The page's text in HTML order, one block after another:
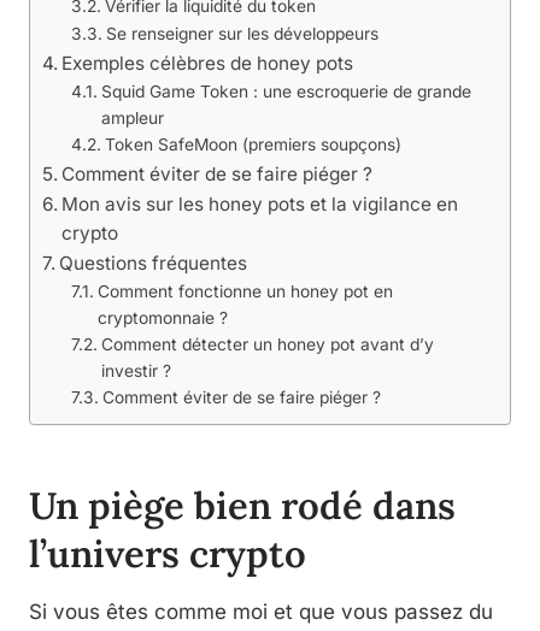
Vérifier la liquidité du token
Se renseigner sur les développeurs
Exemples célèbres de honey pots
Squid Game Token : une escroquerie de grande
ampleur
Token SafeMoon (premiers soupçons)
Comment éviter de se faire piéger ?
Mon avis sur les honey pots et la vigilance en
crypto
Questions fréquentes
Comment fonctionne un honey pot en
cryptomonnaie ?
Comment détecter un honey pot avant d’y
investir ?
Comment éviter de se faire piéger ?
Un piège bien rodé dans
l’univers crypto
Si vous êtes comme moi et que vous passez du